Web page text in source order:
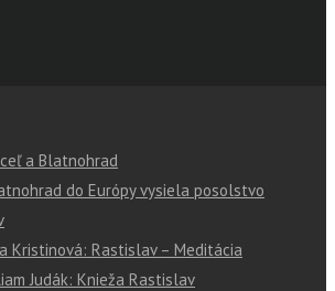
a Blatnohrad
do Európy vysiela posolstvo
Kristinová: Rastislav – Meditácia
Judák: Knieža Rastislav